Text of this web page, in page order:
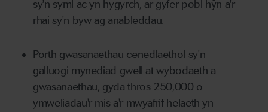
sy'n syml ac yn hygyrch, ar gyfer pobl hŷn a'r
rhai sy'n byw ag anableddau.
Porth gwasanaethau cenedlaethol sy'n
galluogi mynediad gwell at wybodaeth a
gwasanaethau, gyda thros 250,000 o
ymweliadau'r mis a'r mwyafrif helaeth yn